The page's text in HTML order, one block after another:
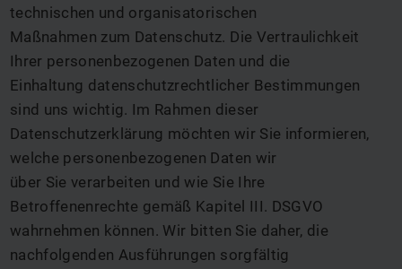
technischen und organisatorischen
Maßnahmen zum Datenschutz. Die Vertraulichkeit
Ihrer personenbezogenen Daten und die
Einhaltung datenschutzrechtlicher Bestimmungen
sind uns wichtig. Im Rahmen dieser
Datenschutzerklärung möchten wir Sie informieren,
welche personenbezogenen Daten wir
über Sie verarbeiten und wie Sie Ihre
Betroffenenrechte gemäß Kapitel III. DSGVO
wahrnehmen können. Wir bitten Sie daher, die
nachfolgenden Ausführungen sorgfältig